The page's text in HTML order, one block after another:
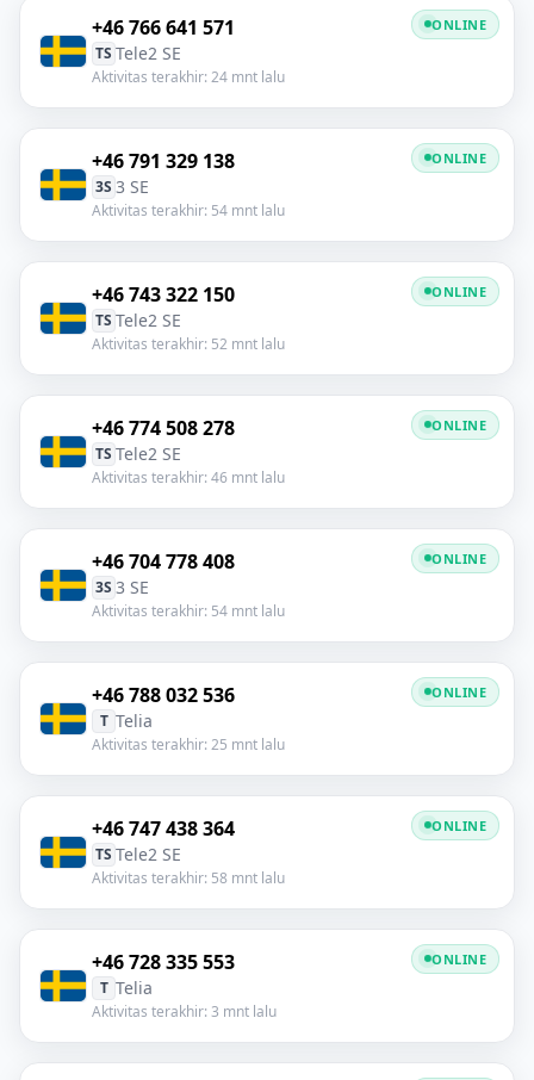
+46 766 641 571
TS Tele2 SE
Aktivitas terakhir: 24 mnt lalu
ONLINE
+46 791 329 138
3S 3 SE
Aktivitas terakhir: 54 mnt lalu
ONLINE
+46 743 322 150
TS Tele2 SE
Aktivitas terakhir: 52 mnt lalu
ONLINE
+46 774 508 278
TS Tele2 SE
Aktivitas terakhir: 46 mnt lalu
ONLINE
+46 704 778 408
3S 3 SE
Aktivitas terakhir: 54 mnt lalu
ONLINE
+46 788 032 536
T Telia
Aktivitas terakhir: 25 mnt lalu
ONLINE
+46 747 438 364
TS Tele2 SE
Aktivitas terakhir: 58 mnt lalu
ONLINE
+46 728 335 553
T Telia
Aktivitas terakhir: 3 mnt lalu
ONLINE